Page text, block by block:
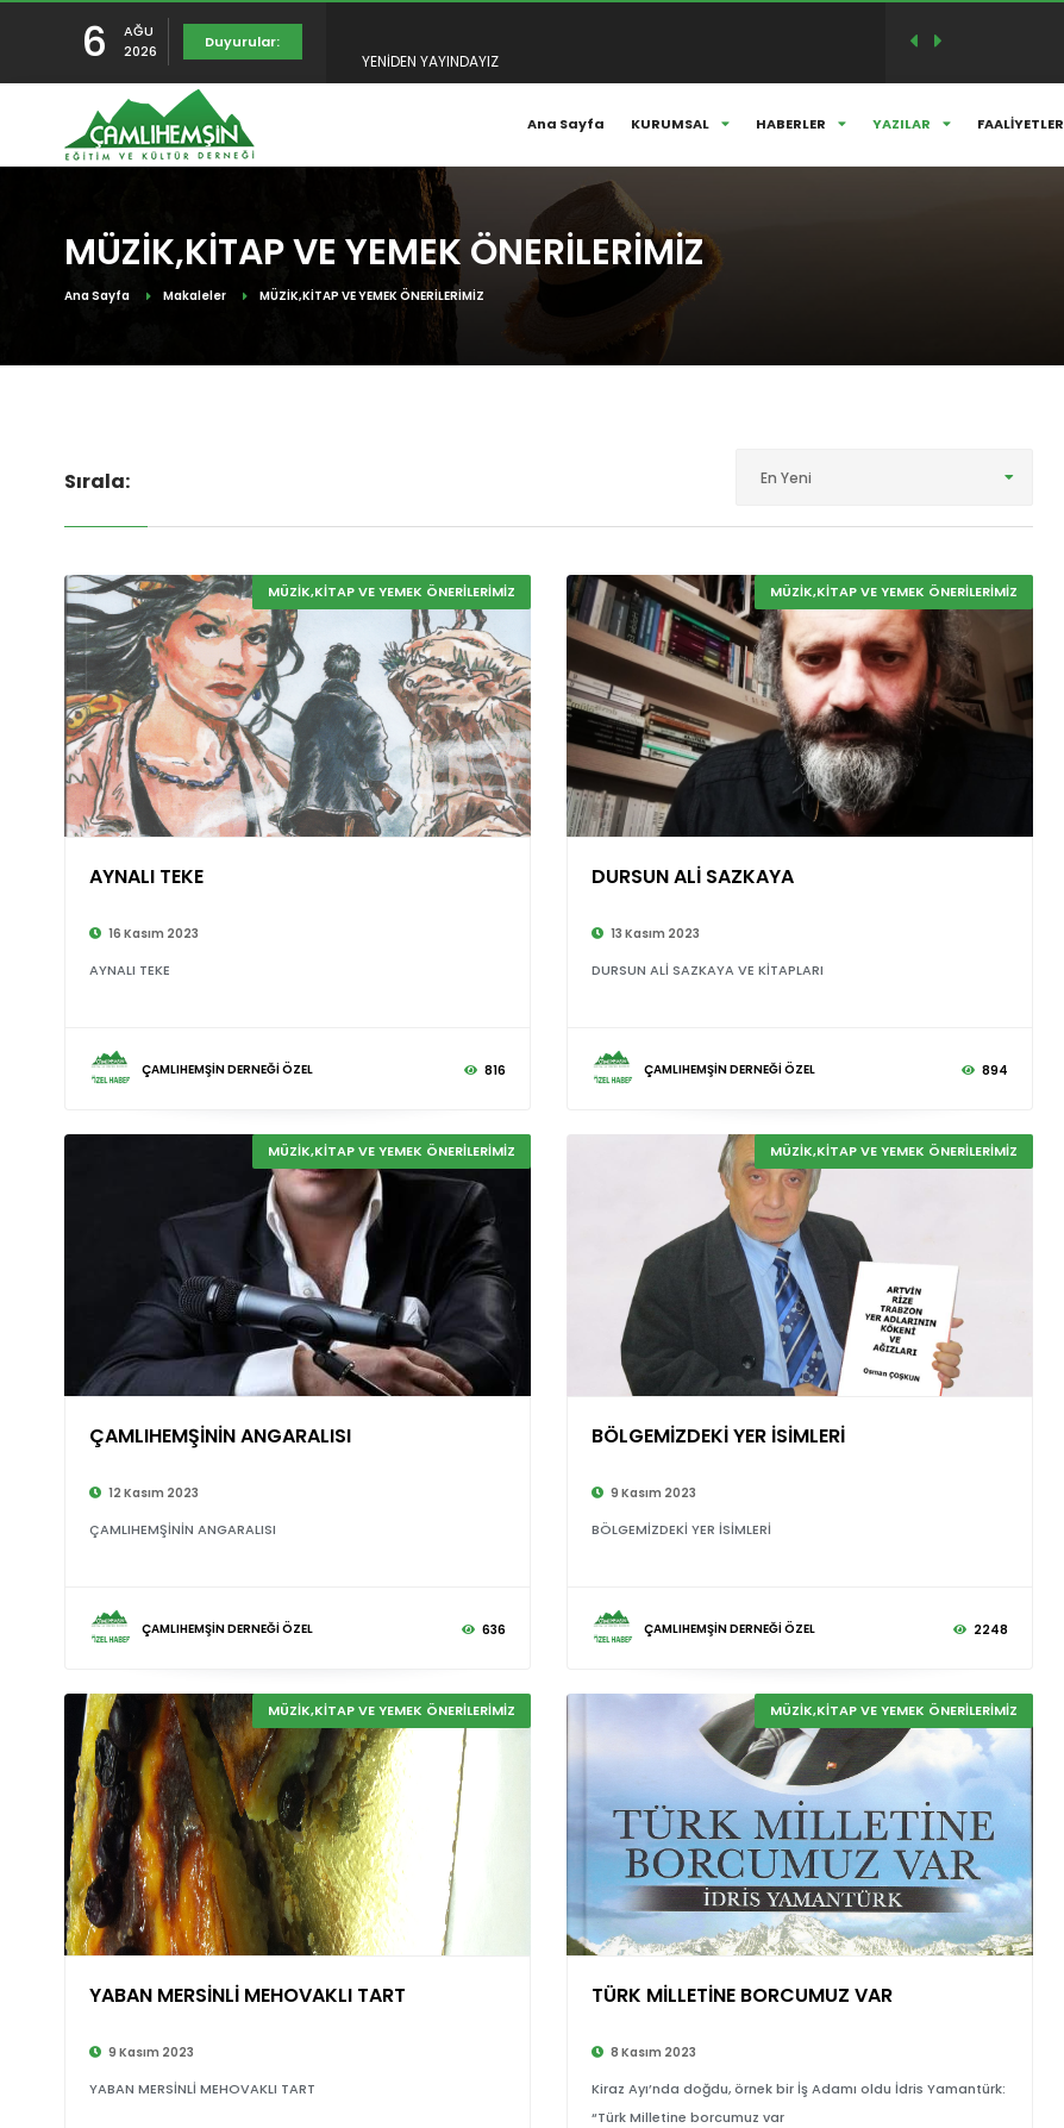
6
AĞU
2026
Duyurular:
TULUMUN TARİHÇESİ SUNUM VE SÖYLEŞİSİ..
RAHMET, MİNNET VE ŞÜKRANLARIMIZLA HER DAİM ANIYORUZ...
Ana Sayfa KURUMSAL HABERLER YAZILAR FAALİYETLER
MÜZİK,KİTAP VE YEMEK ÖNERİLERİMİZ
Ana Sayfa Makaleler MÜZİK,KİTAP VE YEMEK ÖNERİLERİMİZ
Sırala: En Yeni
MÜZİK,KİTAP VE YEMEK ÖNERİLERİMİZ
AYNALI TEKE
16 Kasım 2023
AYNALI TEKE
ÇAMLIHEMŞİN DERNEĞİ ÖZEL 816
MÜZİK,KİTAP VE YEMEK ÖNERİLERİMİZ
DURSUN ALİ SAZKAYA
13 Kasım 2023
DURSUN ALİ SAZKAYA VE KİTAPLARI
ÇAMLIHEMŞİN DERNEĞİ ÖZEL 894
MÜZİK,KİTAP VE YEMEK ÖNERİLERİMİZ
ÇAMLIHEMŞİNİN ANGARALISI
12 Kasım 2023
ÇAMLIHEMŞİNİN ANGARALISI
ÇAMLIHEMŞİN DERNEĞİ ÖZEL 636
MÜZİK,KİTAP VE YEMEK ÖNERİLERİMİZ
BÖLGEMİZDEKİ YER İSİMLERİ
9 Kasım 2023
BÖLGEMİZDEKİ YER İSİMLERİ
ÇAMLIHEMŞİN DERNEĞİ ÖZEL 2248
MÜZİK,KİTAP VE YEMEK ÖNERİLERİMİZ
YABAN MERSİNLİ MEHOVAKLI TART
9 Kasım 2023
YABAN MERSİNLİ MEHOVAKLI TART
MÜZİK,KİTAP VE YEMEK ÖNERİLERİMİZ
TÜRK MİLLETİNE BORCUMUZ VAR
8 Kasım 2023
Kiraz Ayı’nda doğdu, örnek bir İş Adamı oldu İdris Yamantürk:
“Türk Milletine borcumuz var